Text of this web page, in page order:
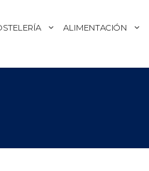
ALIMENTACIÓN